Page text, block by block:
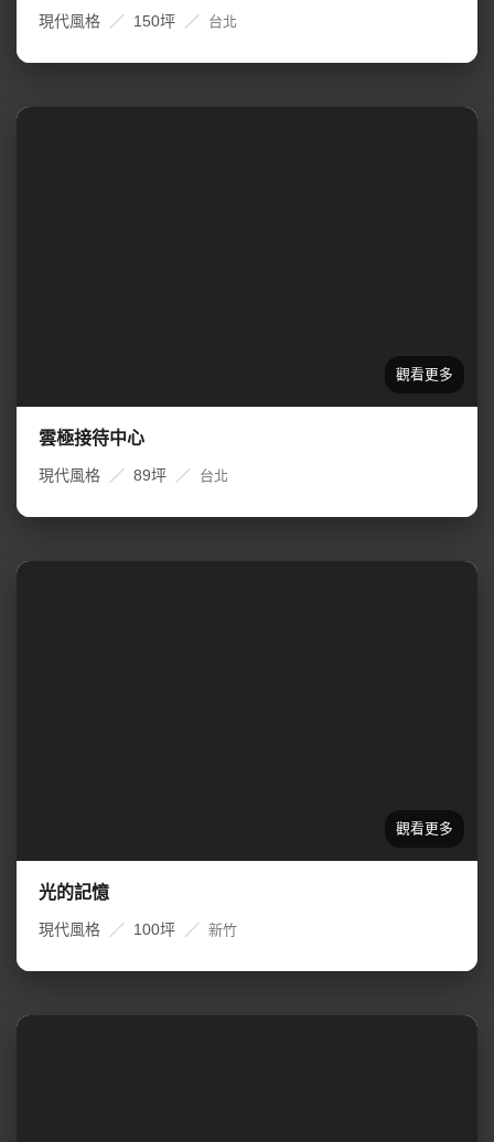
現代風格 ／ 150坪 ／ 台北
雲極接待中心
現代風格 ／ 89坪 ／ 台北
光的記憶
現代風格 ／ 100坪 ／ 新竹